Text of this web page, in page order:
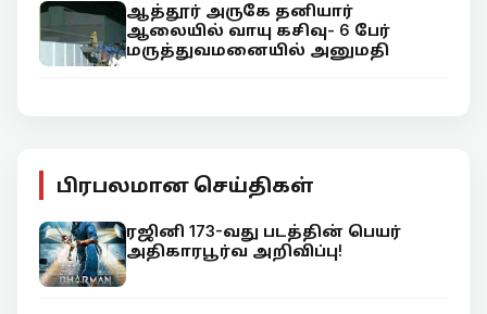
ஆத்தூர் அருகே தனியார்
ஆலையில் வாயு கசிவு- 6 பேர்
மருத்துவமனையில் அனுமதி
பிரபலமான செய்திகள்
ரஜினி 173-வது படத்தின் பெயர்
அதிகாரபூர்வ அறிவிப்பு!